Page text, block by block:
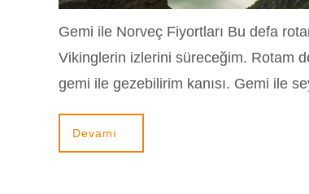
Gemi ile Norveç Fiyortları Bu defa
Vikinglerin izlerini süreceğim. Rotam
gemi ile gezebilirim kanısı. Gemi ile
Devamı